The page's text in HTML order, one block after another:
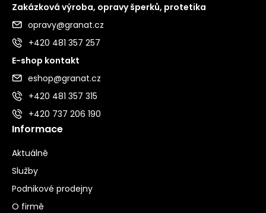
Zakázková výroba, opravy šperků, protetika
opravy@granat.cz
+420 481 357 257
E-shop kontakt
eshop@granat.cz
+420 481 357 315
+420 737 206 190
Informace
Aktuálně
Služby
Podnikové prodejny
O firmě